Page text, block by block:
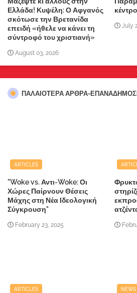
Ελλάδα! Κυψέλη: Ο Αφγανός
σκότωσε την Βρετανίδα
επειδή «ήθελε να κάνει τη
σύντροφό του χριστιανή»
August 03, 2026
July
ΠΑΛΑΙΟΤΕΡΑ ΑΡΘΡΑ-
ARTICLES
"Woke vs. Αντι-Woke: Οι
Χώρες Παίρνουν Θέσεις
Μάχης στη Νέα Ιδεολογική
Σύγκρουση"
February 23, 2025
ARTICLES NEWS